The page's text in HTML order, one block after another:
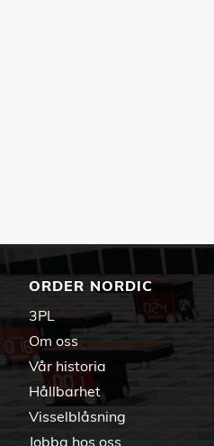
ORDER NORDIC
3PL
Om oss
Vår historia
Hållbarhet
Visselblåsning
Jobba hos oss